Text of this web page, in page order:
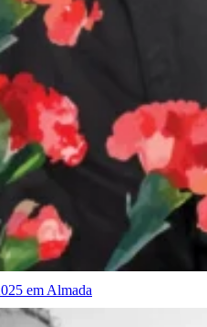
em Almada